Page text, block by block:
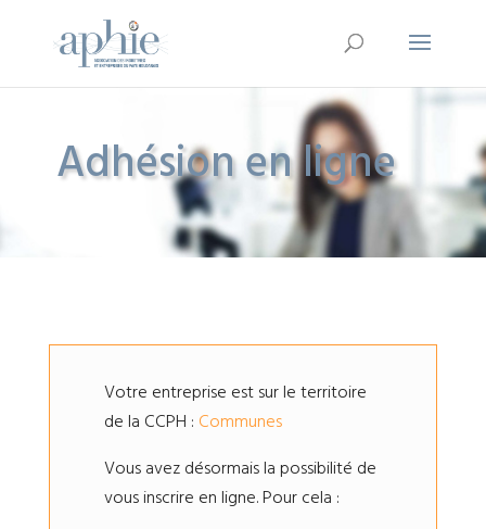
Adhésion en ligne
Votre entreprise est sur le territoire
de la CCPH : Communes
Vous avez désormais la possibilité de
vous inscrire en ligne. Pour cela :